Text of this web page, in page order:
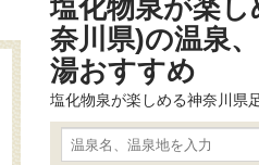
塩化物泉が楽
奈川県)の温泉
湯おすすめ
塩化物泉が楽しめる神奈川県